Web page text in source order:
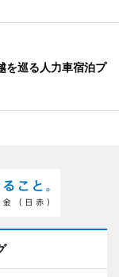
を巡る人力車宿泊プ